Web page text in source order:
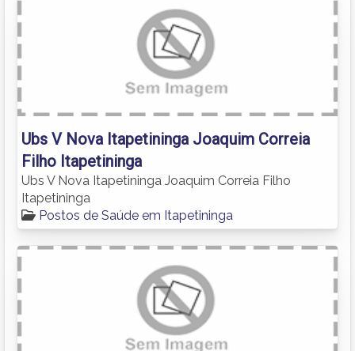
Ubs V Nova Itapetininga Joaquim Correia
Filho Itapetininga
Ubs V Nova Itapetininga Joaquim Correia Filho
Itapetininga
Postos de Saúde em Itapetininga